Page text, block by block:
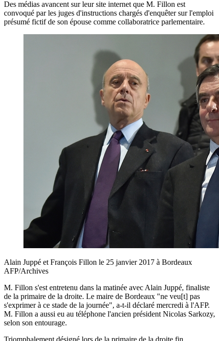
Des médias avancent sur leur site internet que M. Fillon est
convoqué par les juges d'instructions chargés d'enquêter sur l'emploi
présumé fictif de son épouse comme collaboratrice parlementaire.
Alain Juppé et François Fillon le 25 janvier 2017 à Bordeaux
AFP/Archives
M. Fillon s'est entretenu dans la matinée avec Alain Juppé, finaliste
de la primaire de la droite. Le maire de Bordeaux "ne veu[t] pas
s'exprimer à ce stade de la journée", a-t-il déclaré mercredi à l'AFP.
M. Fillon a aussi eu au téléphone l'ancien président Nicolas Sarkozy,
selon son entourage.
Triomphalement désigné lors de la primaire de la droite fin